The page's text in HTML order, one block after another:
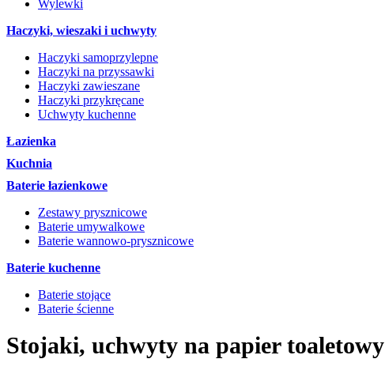
Wylewki
Haczyki, wieszaki i uchwyty
Haczyki samoprzylepne
Haczyki na przyssawki
Haczyki zawieszane
Haczyki przykręcane
Uchwyty kuchenne
Łazienka
Kuchnia
Baterie łazienkowe
Zestawy prysznicowe
Baterie umywalkowe
Baterie wannowo-prysznicowe
Baterie kuchenne
Baterie stojące
Baterie ścienne
Stojaki, uchwyty na papier toaletowy